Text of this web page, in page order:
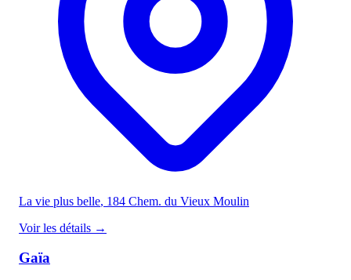
La vie plus belle, 184 Chem. du Vieux Moulin
Voir les détails →
Gaïa